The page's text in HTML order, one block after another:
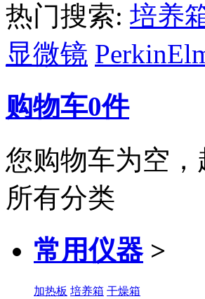
热门搜索: 培养
显微镜
购物车0件
您购物车为空
所有分类
常用仪器 >
加热板 培养箱 干燥箱